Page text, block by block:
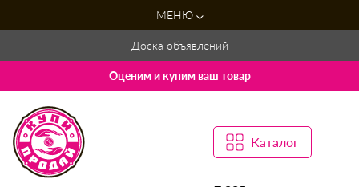
МЕНЮ
Доска объявлений
Оценим и купим ваш товар
Каталог